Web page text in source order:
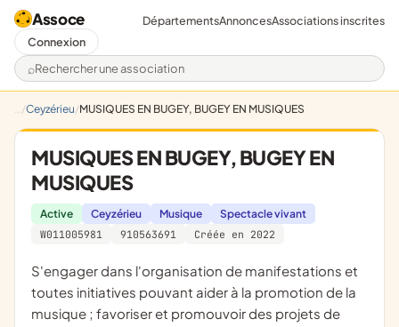
Assoce
Rechercher une association
DépartementsAnnoncesAssociations inscrites
Connexion
Ceyzérieu MUSIQUES EN BUGEY, BUGEY EN MUSIQUES
MUSIQUES EN BUGEY, BUGEY EN
MUSIQUES
Active Ceyzérieu Musique
Spectacle vivant
W011005981
910563691 Créée en 2022
s'engager dans l'organisation de manifestations et
toutes initiatives pouvant aider à la promotion de la
musique ; favoriser et promouvoir des projets de